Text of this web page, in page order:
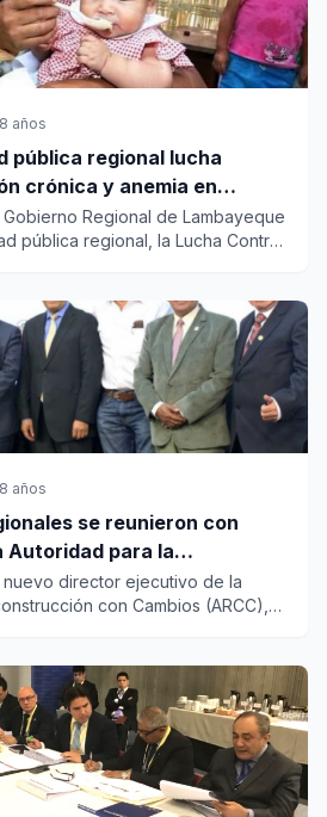
años
pública regional lucha
crónica y anemia en
Regional de Lambayeque
pública regional, la Lucha Contra
años
se reunieron con
Autoridad para la
Cambios
nuevo director ejecutivo de la
con Cambios (ARCC),